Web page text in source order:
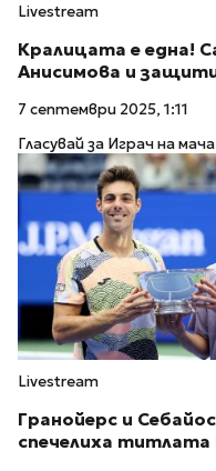
Livestream
Кралицата е една!
Анисимова и
7 септември 2025, 1:11
Гласувай за Играч на
Livestream
Гранойерс и
спечелиха титлата